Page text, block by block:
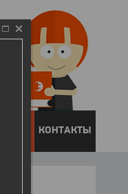
КОНТАКТЫ